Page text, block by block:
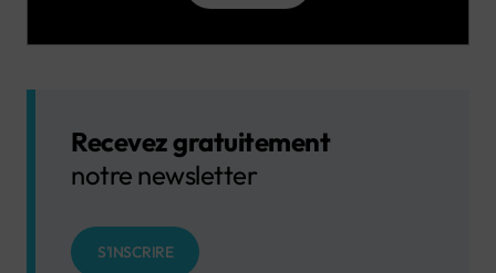
Recevez gratuitement
notre newsletter
S'INSCRIRE